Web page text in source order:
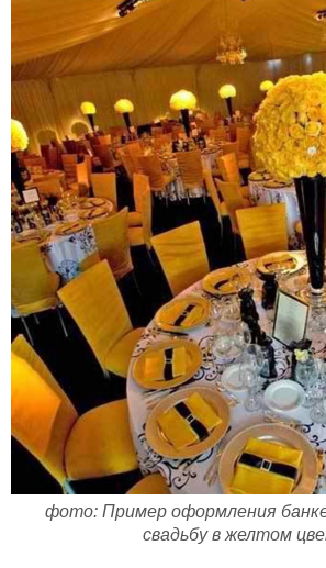
фото: Пример оформления
свадьбу в желтом